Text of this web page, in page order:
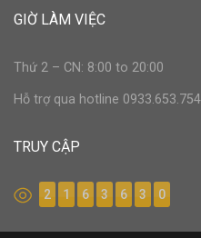
GIỜ LÀM VIỆC
Thứ 2 – CN: 8:00 to 20:00
Hỗ trợ qua hotline 0933.653.754
TRUY CẬP
2 1 6 3 6 3 0